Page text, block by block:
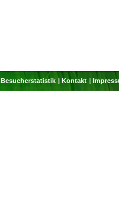
Besucherstatistik Kontakt